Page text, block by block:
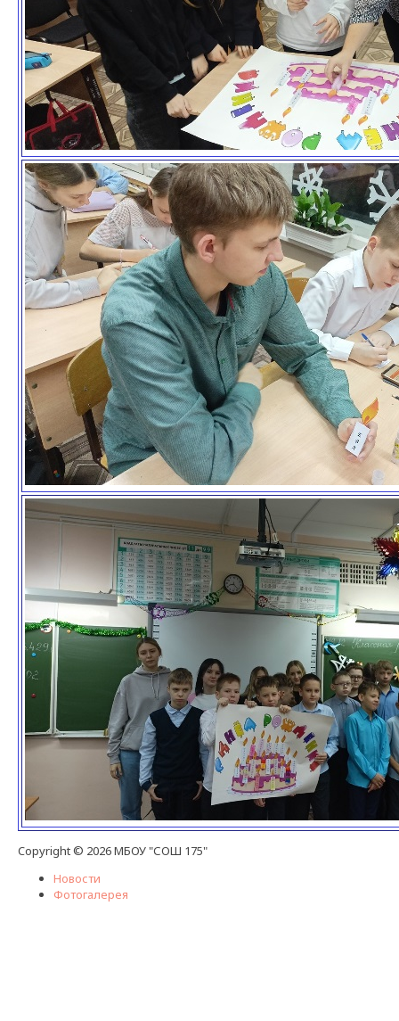
Copyright © 2026 МБОУ "СОШ 175"
Новости
Фотогалерея